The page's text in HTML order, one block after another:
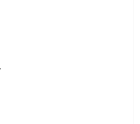
je 5 z 5 hvězdiček.
je 5 z 5 hvězdiček.